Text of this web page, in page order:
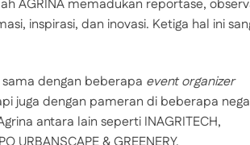
AGRINA memadukan reportase,
inspirasi, dan inovasi. Ketiga hal ini
dengan beberapa event organizer
juga dengan pameran di beberapa
antara lain seperti INAGRITECH,